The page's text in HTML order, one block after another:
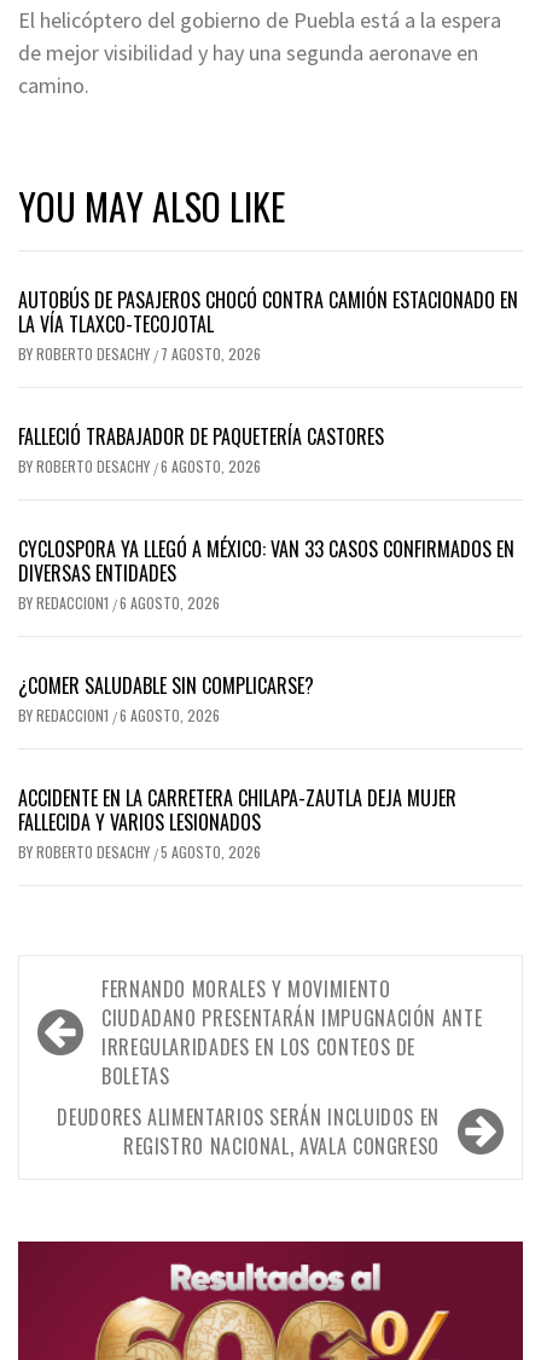
El helicóptero del gobierno de Puebla está a la espera
de mejor visibilidad y hay una segunda aeronave en
camino.
YOU MAY ALSO LIKE
AUTOBÚS DE PASAJEROS CHOCÓ CONTRA CAMIÓN ESTACIONADO EN
LA VÍA TLAXCO-TECOJOTAL
BYROBERTO DESACHY / 7 AGOSTO, 2026
FALLECIÓ TRABAJADOR DE PAQUETERÍA CASTORES
BYROBERTO DESACHY /6 AGOSTO, 2026
CYCLOSPORA YA LLEGÓ A MÉXICO: VAN 33 CASOS CONFIRMADOS EN
DIVERSAS ENTIDADES
BYREDACCION1 /6 AGOSTO, 2026
¿COMER SALUDABLE SIN COMPLICARSE?
BYREDACCION1 /6 AGOSTO, 2026
ACCIDENTE EN LA CARRETERA CHILAPA-ZAUTLA DEJA MUJER
FALLECIDA Y VARIOS LESIONADOS
BYROBERTO DESACHY /5 AGOSTO, 2026
Navegación
de
entradas
FERNANDO MORALES Y MOVIMIENTO
CIUDADANO PRESENTARÁN IMPUGNACIÓN ANTE
IRREGULARIDADES EN LOS CONTEOS DE
BOLETAS
DEUDORES ALIMENTARIOS SERÁN INCLUIDOS EN
REGISTRO NACIONAL, AVALA CONGRESO